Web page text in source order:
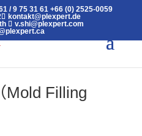
/ 9 75 31 61+66 (0) 2525-0059
kontakt@plexpert.de
v.shi@plexpert.com
Mold Filling